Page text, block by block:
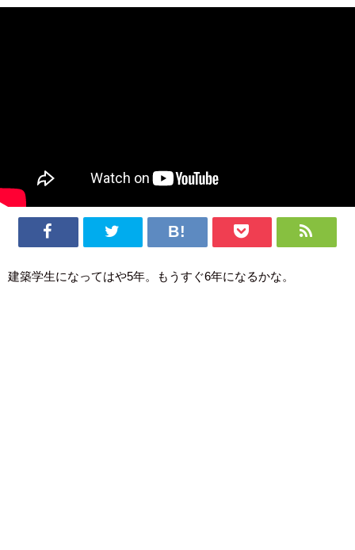
建築学生になってはや5年。もうすぐ6年になるかな。